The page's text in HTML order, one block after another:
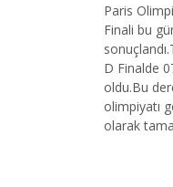
Paris
Finali bu
D Finalde
oldu.Bu
olimpiyatı
olarak